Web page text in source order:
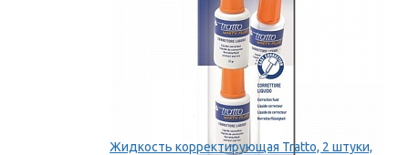
Жидкость корректирующая Tratto, 2 штуки,